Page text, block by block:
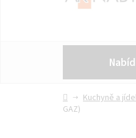
Vše o nákupu
DomůKuchyně a
GAZ)